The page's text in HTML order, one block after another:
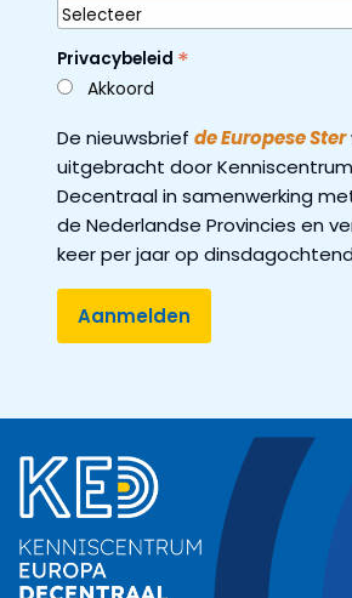
Privacybeleid *
Akkoord
De nieuwsbrief de Europese Ster
uitgebracht door
Decentraal in samenwerking
de Nederlandse Provincies en
keer per jaar op